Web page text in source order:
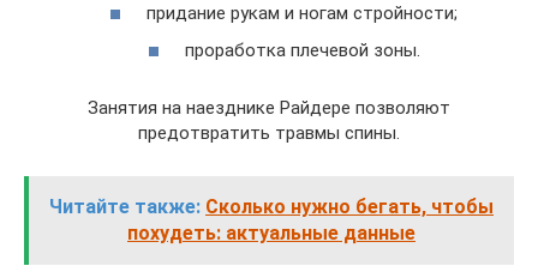
придание рукам и ногам стройности;
проработка плечевой зоны.
Занятия на наезднике Райдере позволяют
предотвратить травмы спины.
Читайте также: Сколько нужно бегать, чтобы
похудеть: актуальные данные